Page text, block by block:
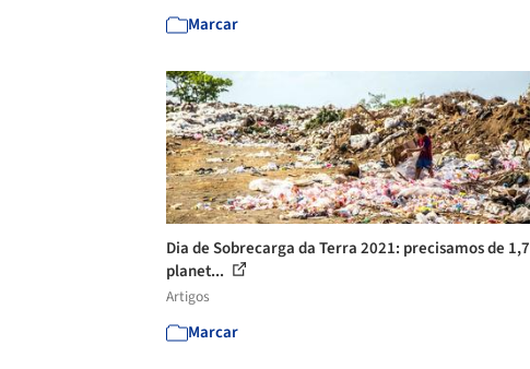
Marcar
Dia de Sobrecarga da Terra 2021: precisamos de 1,7
planet...
Artigos
Marcar